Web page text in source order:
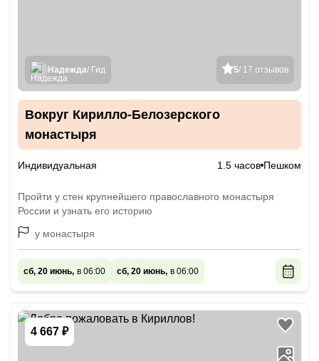
5/ 17 отзывов
Надежда/ Гид
Вокруг Кирилло-Белозерского
монастыря
Индивидуальная 1.5 часов Пешком
Пройти у стен крупнейшего православного монастыря
России и узнать его историю
у монастыря
сб, 20 июнь, в 06:00 сб, 20 июнь, в 06:00
4 667 ₽